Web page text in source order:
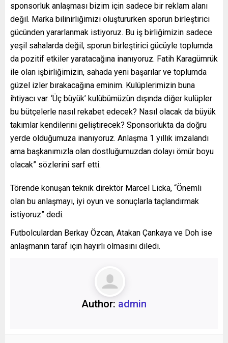
sponsorluk anlaşması bizim için sadece bir reklam alanı
değil. Marka bilinirliğimizi oluştururken sporun birleştirici
gücünden yararlanmak istiyoruz. Bu iş birliğimizin sadece
yeşil sahalarda değil, sporun birleştirici gücüyle toplumda
da pozitif etkiler yaratacağına inanıyoruz. Fatih Karagümrük
ile olan işbirliğimizin, sahada yeni başarılar ve toplumda
güzel izler bırakacağına eminim. Kulüplerimizin buna
ihtiyacı var. ‘Üç büyük’ kulübümüzün dışında diğer kulüpler
bu bütçelerle nasıl rekabet edecek? Nasıl olacak da büyük
takımlar kendilerini geliştirecek? Sponsorlukta da doğru
yerde olduğumuza inanıyoruz. Anlaşma 1 yıllık imzalandı
ama başkanımızla olan dostluğumuzdan dolayı ömür boyu
olacak” sözlerini sarf etti.
Törende konuşan teknik direktör Marcel Licka, “Önemli
olan bu anlaşmayı, iyi oyun ve sonuçlarla taçlandırmak
istiyoruz” dedi.
Futbolculardan Berkay Özcan, Atakan Çankaya ve Doh ise
anlaşmanın taraf için hayırlı olmasını diledi.
Author: admin